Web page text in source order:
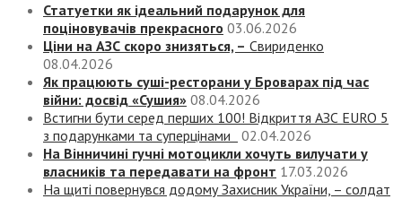
Статуетки як ідеальний подарунок для
поціновувачів прекрасного 03.06.2026
Ціни на АЗС скоро знизяться, – Свириденко
08.04.2026
Як працюють суші-ресторани у Броварах під час
війни: досвід «Сушия» 08.04.2026
Встигни бути серед перших 100! Відкриття АЗС EURO 5
з подарунками та суперцінами
02.04.2026
На Вінничині гучні мотоцикли хочуть вилучати у
власників та передавати на фронт 17.03.2026
На щиті повернувся додому Захисник України, – солдат